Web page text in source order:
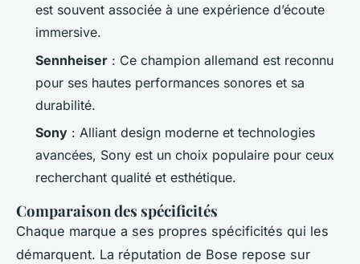
est souvent associée à une expérience d’écoute
immersive.
Sennheiser : Ce champion allemand est reconnu
pour ses hautes performances sonores et sa
durabilité.
Sony : Alliant design moderne et technologies
avancées, Sony est un choix populaire pour ceux
recherchant qualité et esthétique.
Comparaison des spécificités
Chaque marque a ses propres spécificités qui les
démarquent. La réputation de Bose repose sur